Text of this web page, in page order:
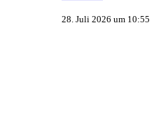
28. Juli 2026 um 10:55